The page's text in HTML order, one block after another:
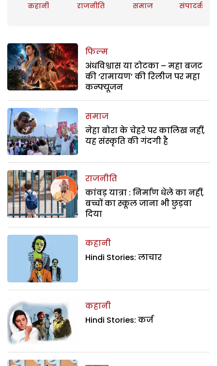
कहानी राजनीति समाज संपादकीय
फिल्म
अंधविश्वास या टोटका – महा बजट
की ‘रामायण’ की रिलीज पर महा
कन्फ्यूजन
समाज
नेहा बोरा के चेहरे पर कालिख नहीं,
यह संस्कृति की गंदगी है
राजनीति
कांवड़ यात्रा : निर्माण धेले का नहीं,
बच्चों का स्कूल जाना भी छुड़वा
दिया
कहानी
Hindi Stories: लाचार
कहानी
Hindi Stories: कर्ज